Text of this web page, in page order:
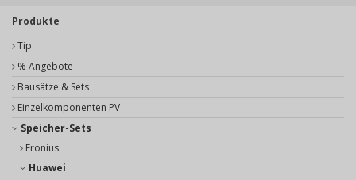
Produkte
Tip
% Angebote
Bausätze & Sets
Einzelkomponenten PV
Speicher-Sets
Fronius
Huawei